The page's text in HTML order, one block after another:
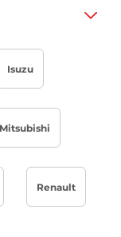
Isuzu
Mitsubishi
Renault